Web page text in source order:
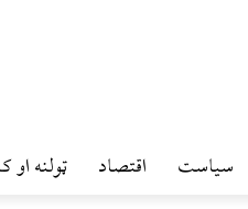
سیاست اقتصاد ټولنه او